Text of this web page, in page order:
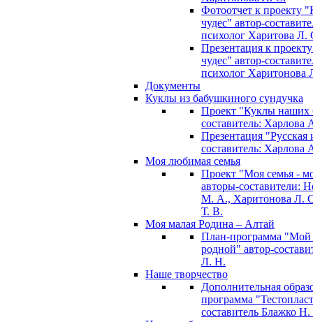
Фотоотчет к проекту
чудес" автор-
психолог Харитова Л.
Презентация к
чудес" автор-
психолог Харитонова
Документы
Куклы из бабушкиного сундучка
Проект "Куклы наших
составитель:
Презентация "Русская
составитель:
Моя любимая семья
Проект "Моя семья -
авторы-составители:
М. А., Харитонова Л.
Т. В.
Моя малая Родина – Алтай
План-программа "Мой
родной" автор-
Л. Н.
Наше творчество
Дополнительная
программа
составитель Блажко